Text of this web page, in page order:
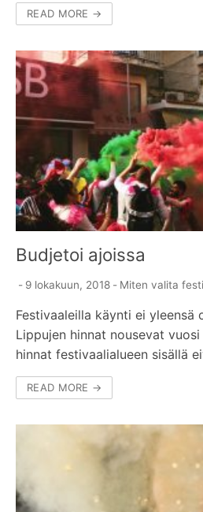
READ MORE →
Budjetoi ajoissa
- 9 lokakuun, 2018 - Miten valita
Festivaaleilla käynti ei yleensä
Lippujen hinnat nousevat
hinnat festivaalialueen sisällä
READ MORE →